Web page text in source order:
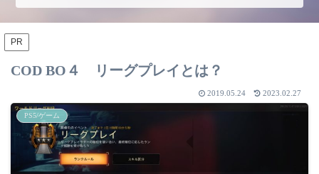
PR
COD BO４ リーグプレイとは？
2019.05.24 2023.02.27
PS5/ゲーム